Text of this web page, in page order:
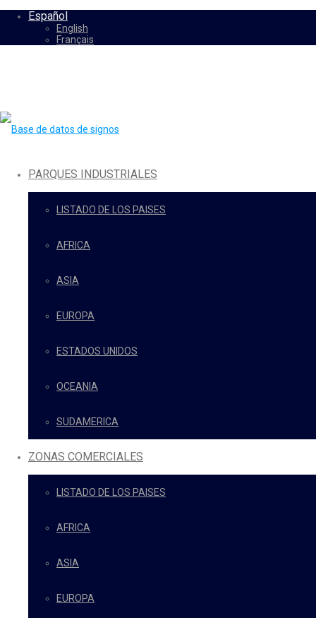
Español
English
Français
PARQUES INDUSTRIALES
LISTADO DE LOS PAISES
AFRICA
ASIA
EUROPA
ESTADOS UNIDOS
OCEANIA
SUDAMERICA
ZONAS COMERCIALES
LISTADO DE LOS PAISES
AFRICA
ASIA
EUROPA